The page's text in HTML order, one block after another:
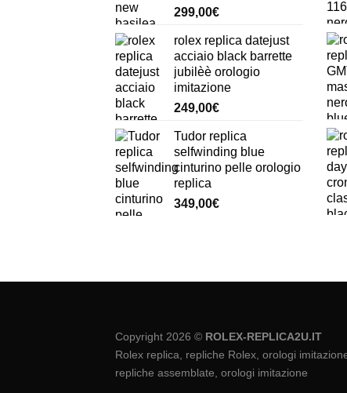
299,00€
rolex replica datejust
acciaio black barrette
jubilèè orologio
imitazione
249,00€
Tudor replica
selfwinding blue
cinturino pelle orologio
replica
349,00€
Copyright 2026 © ROLEX-REPLICA2U.IT
Rolex replica, repliche Rolex, orologi
repliche assemblate, orologi imitazione